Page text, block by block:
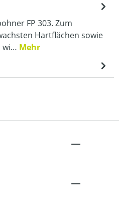
FP 303. Zum
Hartflächen sowie
wi… Mehr